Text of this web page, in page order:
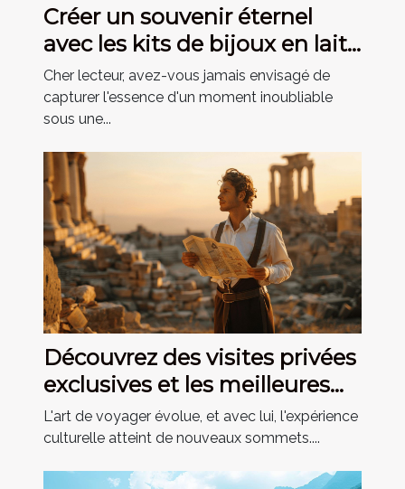
Créer un souvenir éternel
avec les kits de bijoux en lait
maternel
Cher lecteur, avez-vous jamais envisagé de
capturer l'essence d'un moment inoubliable
sous une...
Découvrez des visites privées
exclusives et les meilleures
activités culturelles
L'art de voyager évolue, et avec lui, l'expérience
culturelle atteint de nouveaux sommets....